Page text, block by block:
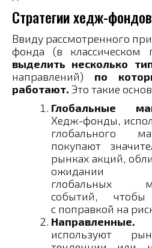
Стратегии хедж-фондов
Ввиду рассмотренного
фонда (в классическом
выделить несколько
направлений) по
работают. Это такие
Глобальные
Хедж-фонды,
глобального
покупают
рынках акций,
ожидании
глобальных
событий,
с поправкой на
Направленные.
используют